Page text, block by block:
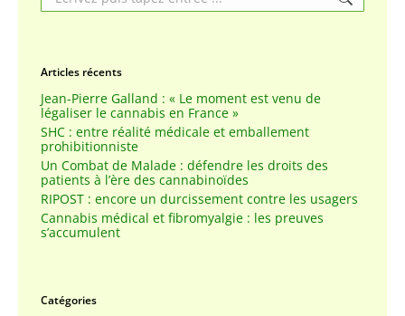
Articles récents
Jean-Pierre Galland : « Le moment est venu de
légaliser le cannabis en France »
SHC : entre réalité médicale et emballement
prohibitionniste
Un Combat de Malade : défendre les droits des
patients à l’ère des cannabinoïdes
RIPOST : encore un durcissement contre les usagers
Cannabis médical et fibromyalgie : les preuves
s’accumulent
Catégories